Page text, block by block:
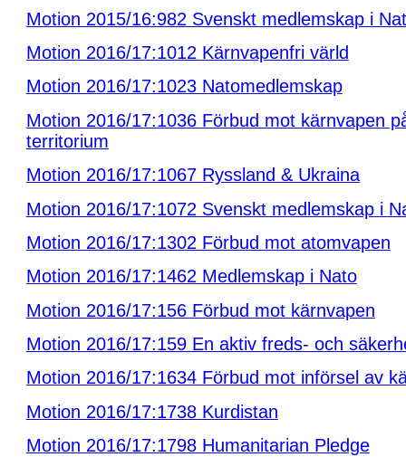
Motion 2015/16:982 Svenskt medlemskap i
Motion 2016/17:1012 Kärnvapenfri värld
Motion 2016/17:1023 Natomedlemskap
Motion 2016/17:1036 Förbud mot kärnvapen
territorium
Motion 2016/17:1067 Ryssland & Ukraina
Motion 2016/17:1072 Svenskt medlemskap i
Motion 2016/17:1302 Förbud mot atomvapen
Motion 2016/17:1462 Medlemskap i Nato
Motion 2016/17:156 Förbud mot kärnvapen
Motion 2016/17:159 En aktiv freds- och
Motion 2016/17:1634 Förbud mot införsel av
Motion 2016/17:1738 Kurdistan
Motion 2016/17:1798 Humanitarian Pledge